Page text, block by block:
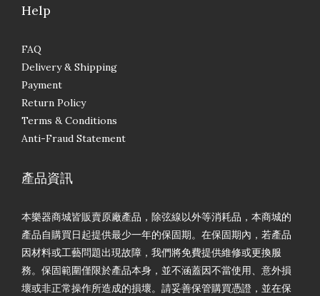
Help
FAQ
Delivery & Shipping
Payment
Return Policy
Terms & Conditions
Anti-Fraud Statement
產品資訊
本樂器商城皆販賣原廠產品，除弦線以外等消耗品，本商城的
產品自購買日起提供最少一年的保固期。在保固期內，若產品
因材料或工藝問題出現故障，我們將免費提供維修或更換服
務。保固範圍僅限於產品本身，並不涵蓋因不當使用、意外損
壞或非正常操作所造成的損壞。請妥善保管購買憑證，並在保